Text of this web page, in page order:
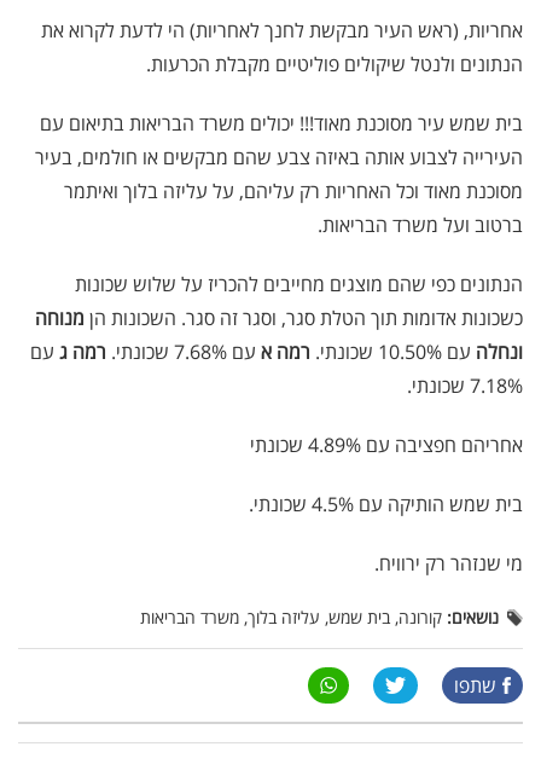
אחריות, (ראש העיר מבקשת לחנך לאחריות) הי לדעת לקרוא את
הנתונים ולנטל שיקולים פוליטיים מקבלת הכרעות.
בית שמש עיר מסוכנת מאוד!!! יכולים משרד הבריאות בתיאום עם
העירייה לצבוע אותה באיזה צבע שהם מבקשים או חולמים, בעיר
מסוכנת מאוד וכל האחריות רק עליהם, על עליזה בלוך ואיתמר
ברטוב ועל משרד הבריאות.
הנתונים כפי שהם מוצגים מחייבים להכריז על שלוש שכונות
כשכונות אדומות תוך הטלת סגר, וסגר זה סגר. השכונות הן מנוחה
ונחלה עם 10.50% שכונתי. רמה א עם 7.68% שכונתי. רמה ג עם
7.18% שכונתי.
אחריהם חפציבה עם 4.89% שכונתי
בית שמש הותיקה עם 4.5% שכונתי.
מי שנזהר רק ירוויח.
נושאים: קורונה, בית שמש, עליזה בלוך, משרד הבריאות
שתפו